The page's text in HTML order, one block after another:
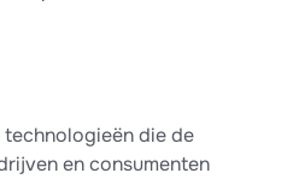
die de
en consumenten